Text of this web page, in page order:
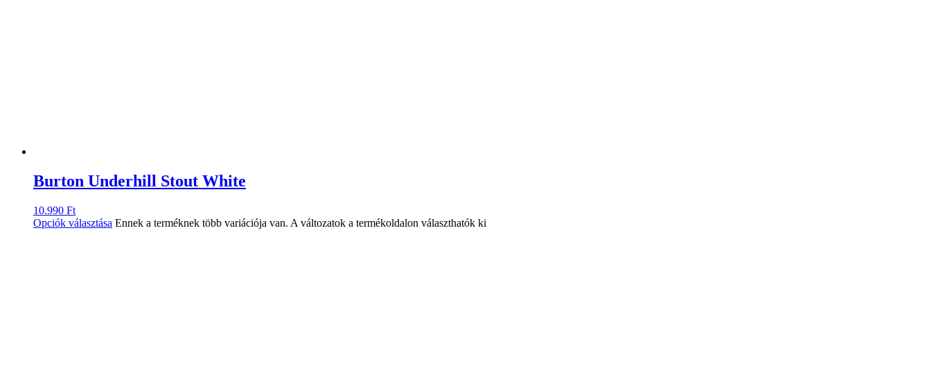
Burton Underhill Stout White
10.990 Ft
Opciók választása Ennek a terméknek több variációja van. A változatok a termékoldalon választhatók ki